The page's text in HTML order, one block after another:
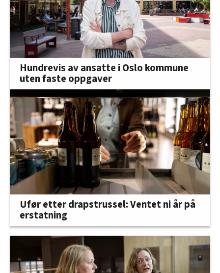
Hundrevis av ansatte i Oslo kommune
uten faste oppgaver
Ufør etter drapstrussel: Ventet ni år på
erstatning